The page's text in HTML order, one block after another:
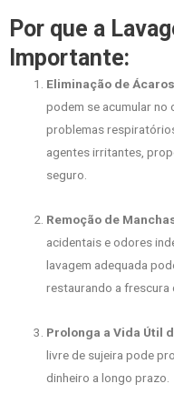
Por que a
Importante:
Eliminação de
podem se acumular no
problemas
agentes irritantes,
seguro.
Remoção de
acidentais e odores
lavagem adequada
restaurando a frescura
Prolonga a Vida Útil
livre de sujeira pode
dinheiro a longo prazo.